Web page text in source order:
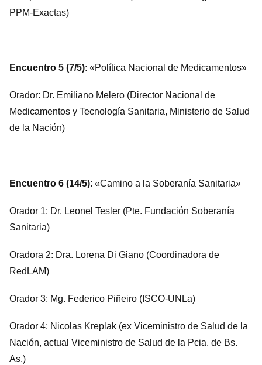
PPM-Exactas)
Encuentro 5 (7/5): «Política Nacional de Medicamentos»
Orador: Dr. Emiliano Melero (Director Nacional de
Medicamentos y Tecnología Sanitaria, Ministerio de Salud
de la Nación)
Encuentro 6 (14/5): «Camino a la Soberanía Sanitaria»
Orador 1: Dr. Leonel Tesler (Pte. Fundación Soberanía
Sanitaria)
Oradora 2: Dra. Lorena Di Giano (Coordinadora de
RedLAM)
Orador 3: Mg. Federico Piñeiro (ISCO-UNLa)
Orador 4: Nicolas Kreplak (ex Viceministro de Salud de la
Nación, actual Viceministro de Salud de la Pcia. de Bs.
As.)